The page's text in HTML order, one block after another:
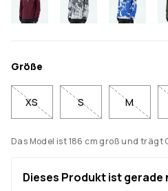
Größe
XS S M
Das Model ist 186 cm groß und trägt
Dieses Produkt ist